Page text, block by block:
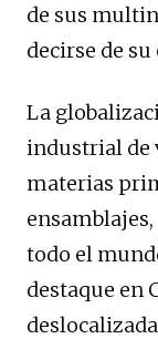
de sus
decirse de
La
industrial de
materias
todo el
destaque en